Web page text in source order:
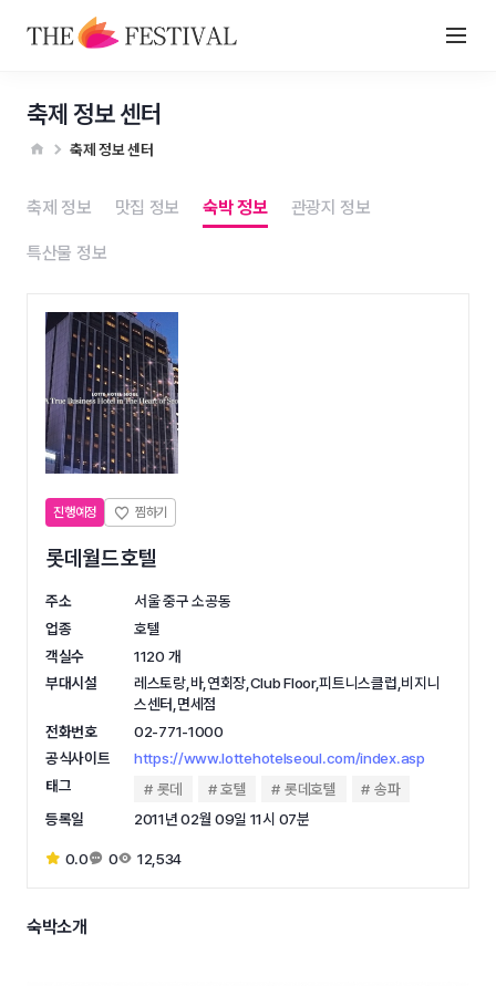
축제 정보 센터
축제 정보 센터
축제 정보 맛집 정보 숙박 정보 관광지 정보
특산물 정보
진행예정
롯데월드호텔
주소
서울 중구 소공동
업종
호텔
객실수
1120 개
부대시설
레스토랑,바,연회장,Club Floor,피트니스클럽,비지니
스센터,면세점
전화번호
02-771-1000
공식사이트
https://www.lottehotelseoul.com/index.asp
태그
롯데 호텔 롯데호텔
송파
등록일
2011년 02월 09일 11시 07분
0.0 0 12,534
숙박소개